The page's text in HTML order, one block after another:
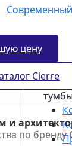
Современный
цену
Cierre
и
по бренду